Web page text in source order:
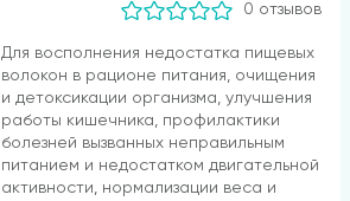
0 отзывов
Для восполнения недостатка пищевых
волокон в рационе питания, очищения
и детоксикации организма, улучшения
работы кишечника, профилактики
болезней вызванных неправильным
питанием и недостатком двигательной
активности, нормализации веса и